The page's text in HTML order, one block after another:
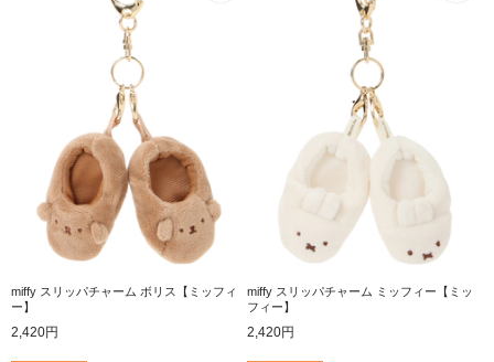
miffy スリッパチャーム ボリス【ミッフィ
ー】
2,420円
miffy スリッパチャーム ミッフィー【ミッ
フィー】
2,420円